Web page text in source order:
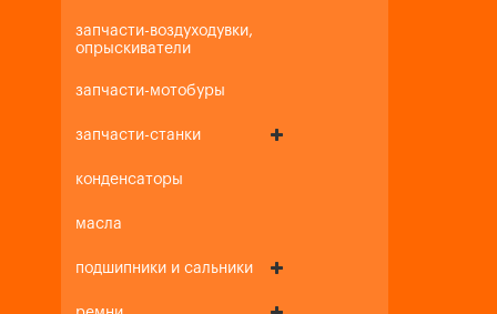
запчасти-воздуходувки,
опрыскиватели
запчасти-мотобуры
запчасти-станки
конденсаторы
масла
подшипники и сальники